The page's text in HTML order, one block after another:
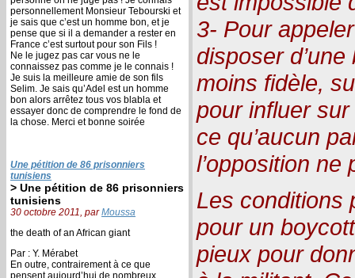
personnellement Monsieur Tebourski et
je sais que c’est un homme bon, et je
pense que si il a demander a rester en
France c’est surtout pour son Fils !
Ne le jugez pas car vous ne le
connaissez pas comme je le connais !
Je suis la meilleure amie de son fils
Selim. Je sais qu’Adel est un homme
bon alors arrêtez tous vos blabla et
essayer donc de comprendre le fond de
la chose. Merci et bonne soirée
Une pétition de 86 prisonniers
tunisiens
> Une pétition de 86 prisonniers
tunisiens
30 octobre 2011, parMoussa
the death of an African giant
Par : Y. Mérabet
En outre, contrairement à ce que
pensent aujourd’hui de nombreux
3- Pour
disposer
moins fidèle,
pour influer
ce qu’aucun
l’opposition ne
Les conditions
pour un
pieux pour